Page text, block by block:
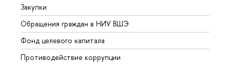
Закупки
Обращения граждан в НИУ ВШЭ
Фонд целевого капитала
Противодействие коррупции